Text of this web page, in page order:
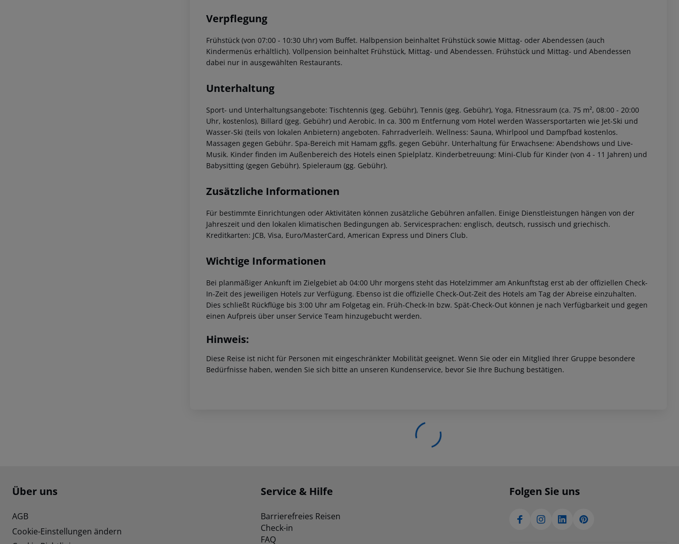
Verpflegung
Frühstück (von 07:00 - 10:30 Uhr) vom Buffet. Halbpension beinhaltet Frühstück sowie Mittag- oder Abendessen (auch
Kindermenüs erhältlich). Vollpension beinhaltet Frühstück, Mittag- und Abendessen. Frühstück und Mittag- und Abendessen
dabei nur in ausgewählten Restaurants.
Unterhaltung
Sport- und Unterhaltungsangebote: Tischtennis (geg. Gebühr), Tennis (geg. Gebühr), Yoga, Fitnessraum (ca. 75 m², 08:00 - 20:00
Uhr, kostenlos), Billard (geg. Gebühr) und Aerobic. In ca. 300 m Entfernung vom Hotel werden Wassersportarten wie Jet-Ski und
Wasser-Ski (teils von lokalen Anbietern) angeboten. Fahrradverleih. Wellness: Sauna, Whirlpool und Dampfbad kostenlos.
Massagen gegen Gebühr. Spa-Bereich mit Hamam ggfls. gegen Gebühr. Unterhaltung für Erwachsene: Abendshows und Live-
Musik. Kinder finden im Außenbereich des Hotels einen Spielplatz. Kinderbetreuung: Mini-Club für Kinder (von 4 - 11 Jahren) und
Babysitting (gegen Gebühr). Spieleraum (gg. Gebühr).
Zusätzliche Informationen
Für bestimmte Einrichtungen oder Aktivitäten können zusätzliche Gebühren anfallen. Einige Dienstleistungen hängen von der
Jahreszeit und den lokalen klimatischen Bedingungen ab. Servicesprachen: englisch, deutsch, russisch und griechisch.
Kreditkarten: JCB, Visa, Euro/MasterCard, American Express und Diners Club.
Wichtige Informationen
Bei planmäßiger Ankunft im Zielgebiet ab 04:00 Uhr morgens steht das Hotelzimmer am Ankunftstag erst ab der offiziellen Check-
In-Zeit des jeweiligen Hotels zur Verfügung. Ebenso ist die offizielle Check-Out-Zeit des Hotels am Tag der Abreise einzuhalten.
Dies schließt Rückflüge bis 3:00 Uhr am Folgetag ein. Früh-Check-In bzw. Spät-Check-Out können je nach Verfügbarkeit und gegen
einen Aufpreis über unser Service Team hinzugebucht werden.
Hinweis:
Diese Reise ist nicht für Personen mit eingeschränkter Mobilität geeignet. Wenn Sie oder ein Mitglied Ihrer Gruppe besondere
Bedürfnisse haben, wenden Sie sich bitte an unseren Kundenservice, bevor Sie Ihre Buchung bestätigen.
Footer navigation
Über uns
AGB
Cookie-Einstellungen ändern
Service & Hilfe
Barrierefreies Reisen
Check-in
FAQ
Folgen Sie uns